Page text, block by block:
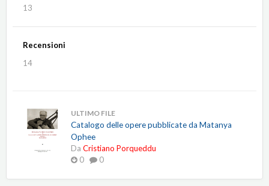
13
Recensioni
14
ULTIMO FILE
Catalogo delle opere pubblicate da Matanya
Ophee
Da Cristiano Porqueddu
0
0